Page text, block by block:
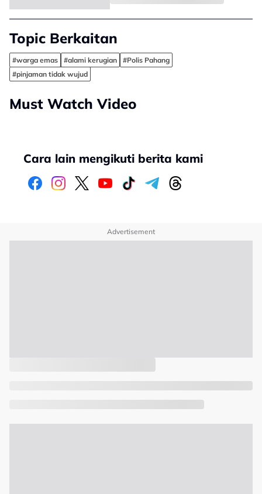
Topic Berkaitan
#warga emas #alami kerugian
#Polis Pahang
#pinjaman tidak wujud
Must Watch Video
Cara lain mengikuti berita kami
Advertisement